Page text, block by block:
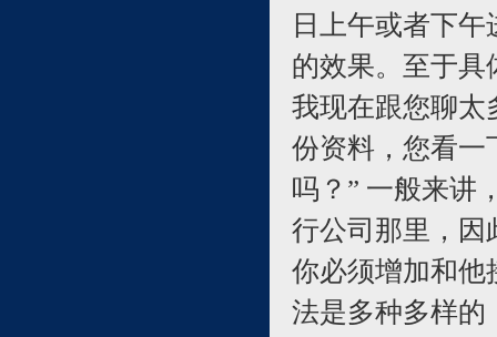
日上午或者下
的效果。至于具
我现在跟您聊太
份资料，您看一
吗？” 一般来讲
行公司那里，因
你必须增加和他
法是多种多样的